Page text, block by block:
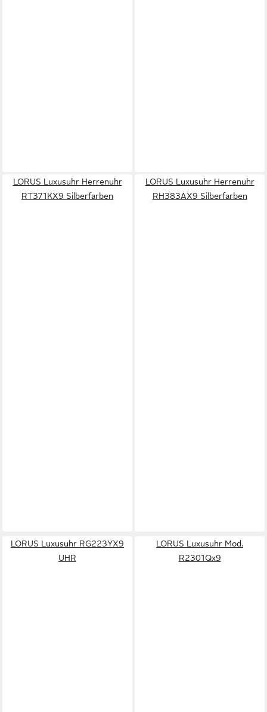
LORUS Luxusuhr Herrenuhr
RT371KX9 Silberfarben
LORUS Luxusuhr Herrenuhr
RH383AX9 Silberfarben
LORUS Luxusuhr RG223YX9
UHR
LORUS Luxusuhr Mod.
R2301Qx9